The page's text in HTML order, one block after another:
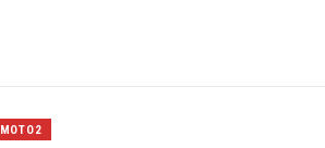
MOTO2